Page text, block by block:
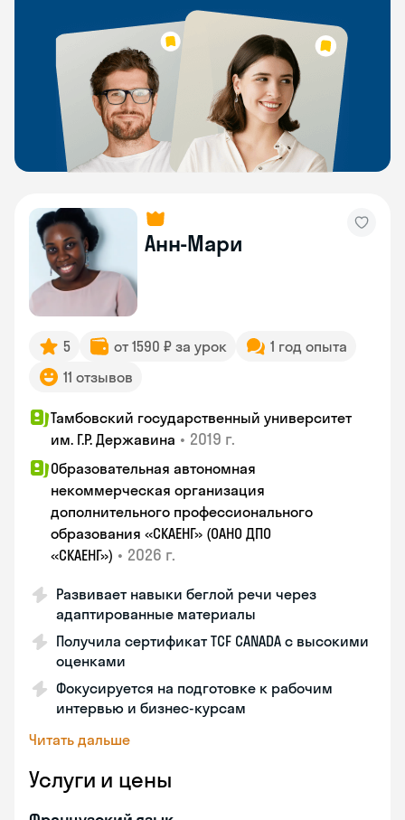
Анн-Мари
5 от 1590 ₽ за урок
1 год опыта
11 отзывов
Тамбовский государственный университет
им. Г.Р. Державина • 2019 г.
Образовательная автономная
некоммерческая организация
дополнительного профессионального
образования «СКАЕНГ» (ОАНО ДПО
«СКАЕНГ») • 2026 г.
Развивает навыки беглой речи через
адаптированные материалы
Получила сертификат TCF CANADA с высокими
оценками
Фокусируется на подготовке к рабочим
интервью и бизнес-курсам
Читать дальше
Услуги и цены